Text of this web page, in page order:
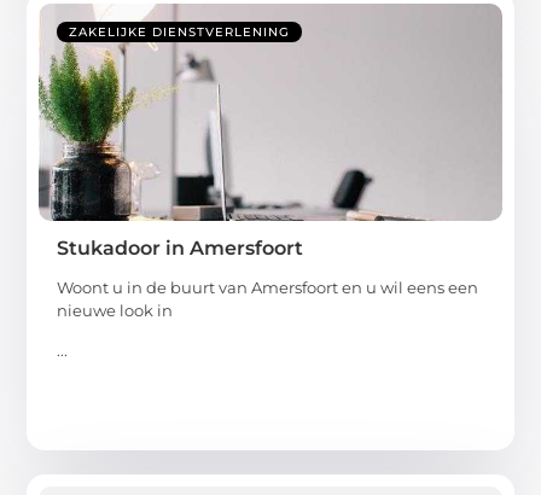
ZAKELIJKE DIENSTVERLENING
Stukadoor in Amersfoort
Woont u in de buurt van Amersfoort en u wil eens een
nieuwe look in
...